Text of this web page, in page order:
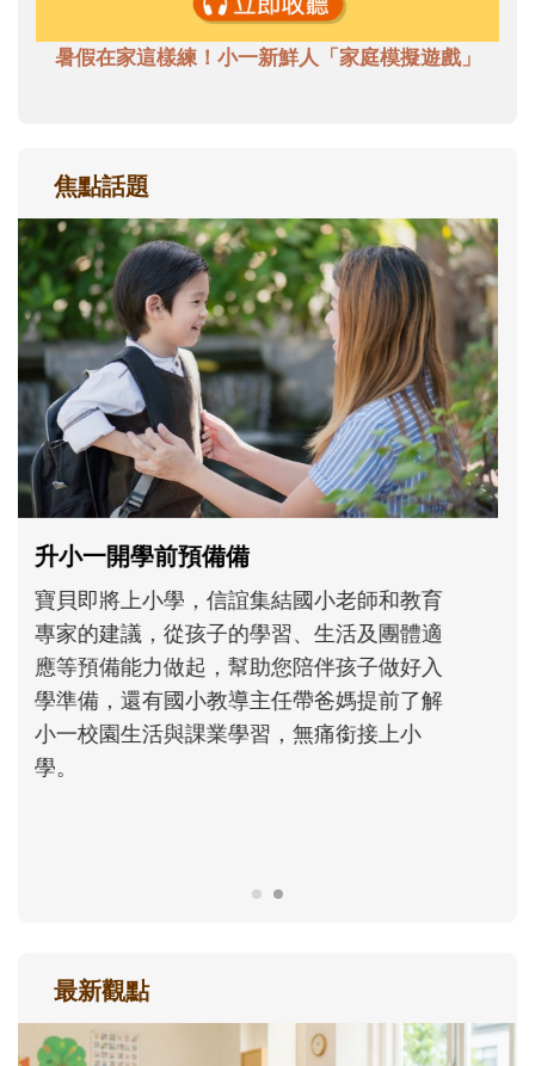
暑假在家這樣練！小一新鮮人「家庭模擬遊戲」
焦點話題
和孩子一起長大的那個男人│讀懂父親的
不同模樣
沒有人天生就擅長當爸爸！男人總是在一次
次「前所未有」的體驗中，跟著孩子一起長
大。從給予安全感的肢體遊戲，到獨立自
主、角色認同及解決問題的能力養成。爸爸
正嘗試用不同的模樣，參與孩子每個重要的
最新觀點